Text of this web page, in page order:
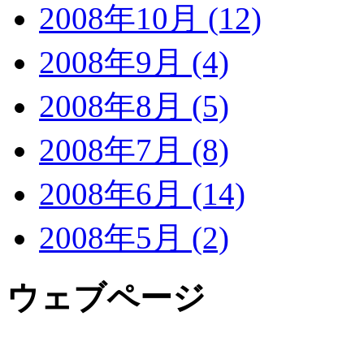
2008年10月 (12)
2008年9月 (4)
2008年8月 (5)
2008年7月 (8)
2008年6月 (14)
2008年5月 (2)
ウェブページ